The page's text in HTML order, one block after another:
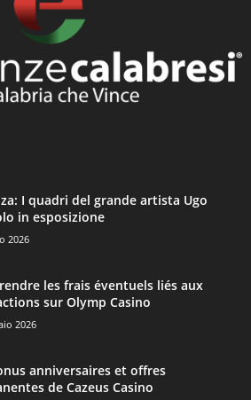
I quadri del grande artista Ugo
in esposizione
2026
les frais éventuels liés aux
sur Olymp Casino
2026
anniversaires et offres
de Cazeus Casino